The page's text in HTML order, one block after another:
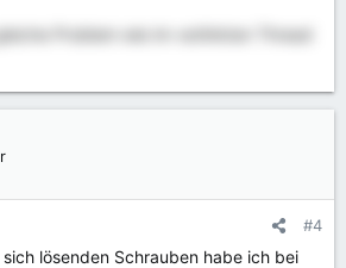
Problem wie im verlinkten Thread
#4
lösenden Schrauben habe ich bei